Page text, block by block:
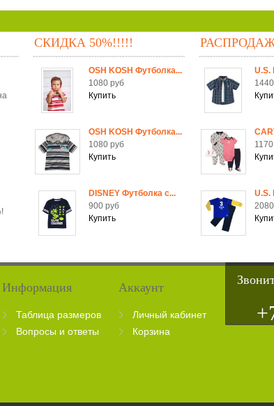
СКИДКА 50%!!!!!
OSH KOSH Футболка...
1080 руб
OSH KOSH Футболка...
1080 руб
DISNEY Футболка c...
900 руб
U.S.
U.S.
Информация
Таблица размеров
Вопросы и ответы
Аккаунт
Личный кабинет
Корзина